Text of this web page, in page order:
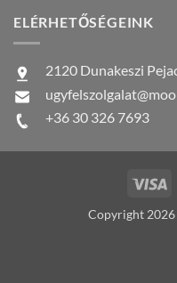
ELÉRHETŐSÉGEINK
2120 Dunakeszi
+36 30 326 7693
Copyright